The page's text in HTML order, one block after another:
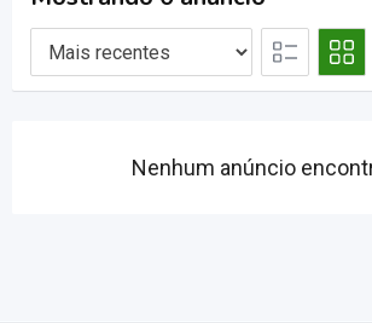
Nenhum anúncio